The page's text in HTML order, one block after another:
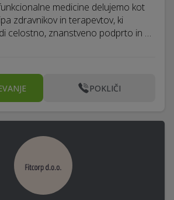
medicine delujemo kot
zdravnikov in terapevtov, ki
celostno, znanstveno podprto in …
POKLIČI